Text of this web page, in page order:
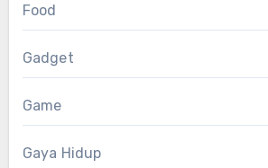
Food
Gadget
Game
Gaya Hidup